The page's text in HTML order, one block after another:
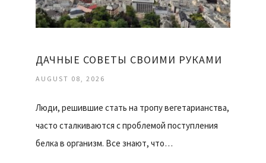
ДАЧНЫЕ СОВЕТЫ СВОИМИ РУКАМИ
AUGUST 08, 2026
Люди, решившие стать на тропу вегетарианства,
часто сталкиваются с проблемой поступления
белка в организм. Все знают, что…